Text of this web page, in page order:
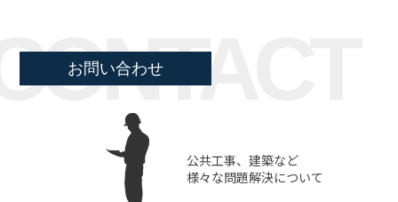
お問い合わせ
公共工事、建築など
様々な問題解決について